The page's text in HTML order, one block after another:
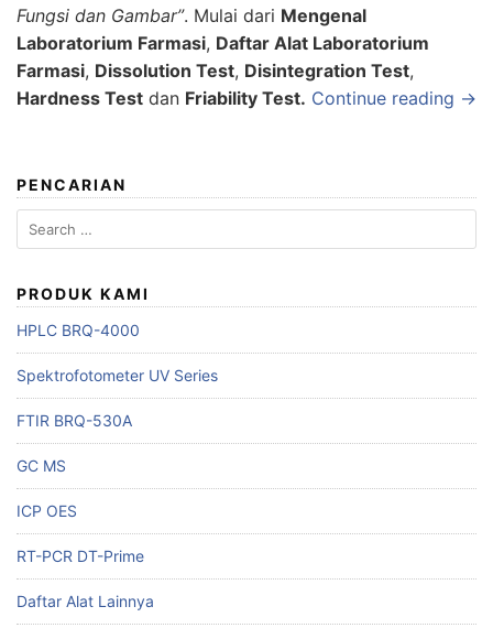
Fungsi dan Gambar”. Mulai dari Mengenal
Laboratorium Farmasi, Daftar Alat Laboratorium
Farmasi, Dissolution Test, Disintegration Test,
Hardness Test dan Friability Test. Continue reading →
PENCARIAN
Search
for:
PRODUK KAMI
HPLC BRQ-4000
Spektrofotometer UV Series
FTIR BRQ-530A
GC MS
ICP OES
RT-PCR DT-Prime
Daftar Alat Lainnya